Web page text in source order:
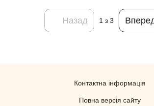
Назад 1 з 3
Контактна інформація
Повна версія сайту